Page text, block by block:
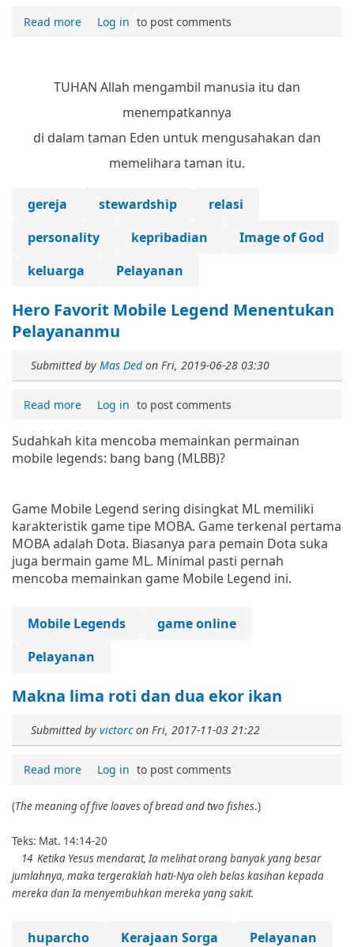
Read more Log in to post comments
TUHAN Allah mengambil manusia itu dan
menempatkannya
di dalam taman Eden untuk mengusahakan dan
memelihara taman itu.
gereja stewardship
relasi
personality
kepribadian
Image of God
keluarga
Pelayanan
Hero Favorit Mobile Legend Menentukan
Pelayananmu
Submitted by Mas Dedon Fri, 2019-06-28 03:30
Read more Log in to post comments
Sudahkah kita mencoba memainkan permainan
mobile legends: bang bang (MLBB)?
Game Mobile Legend sering disingkat ML memiliki
karakteristik game tipe MOBA. Game terkenal pertama
MOBA adalah Dota. Biasanya para pemain Dota suka
juga bermain game ML. Minimal pasti pernah
mencoba memainkan game Mobile Legend ini.
Mobile Legends
game online
Pelayanan
Makna lima roti dan dua ekor ikan
Submitted by victorcon Fri, 2017-11-03 21:22
Read more Log in to post comments
(The meaning of five loaves of bread and two fishes.)
Teks: Mat. 14:14-20
14 Ketika Yesus mendarat, Ia melihat orang banyak yang besar
jumlahnya, maka tergeraklah hati-Nya oleh belas kasihan kepada
mereka dan Ia menyembuhkan mereka yang sakit.
huparcho Kerajaan Sorga
Pelayanan